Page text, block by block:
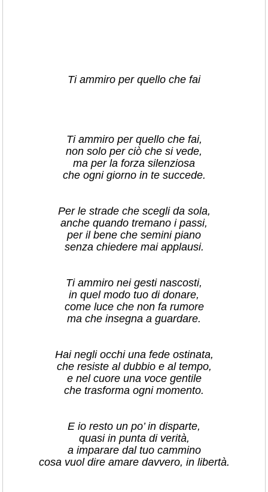
Ti ammiro per quello che fai
Ti ammiro per quello che fai,
non solo per ciò che si vede,
ma per la forza silenziosa
che ogni giorno in te succede.
Per le strade che scegli da sola,
anche quando tremano i passi,
per il bene che semini piano
senza chiedere mai applausi.
Ti ammiro nei gesti nascosti,
in quel modo tuo di donare,
come luce che non fa rumore
ma che insegna a guardare.
Hai negli occhi una fede ostinata,
che resiste al dubbio e al tempo,
e nel cuore una voce gentile
che trasforma ogni momento.
E io resto un po’ in disparte,
quasi in punta di verità,
a imparare dal tuo cammino
cosa vuol dire amare davvero, in libertà.